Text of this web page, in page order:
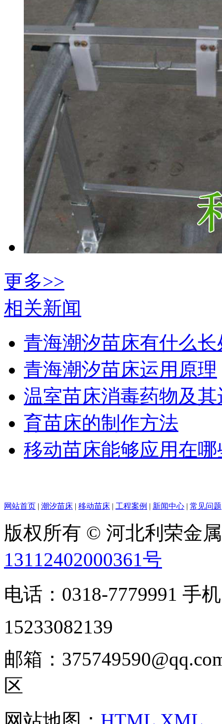
更多>>
相关新闻
青海潮汐苗床有什么长
青海潮汐苗床运用原理
温室苗床消毒药物及
育苗床的制作方法
移动苗床能够应用在
网站首页 | 潮汐苗床 | 移动苗床 | 工程案例 | 新闻中心 | 常见问题
版权所有 © 河北利荣金
13112402000361号
电话：0318-7779991 手
15233082139
邮箱：
区